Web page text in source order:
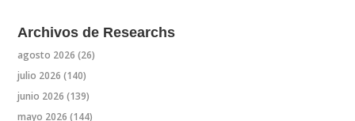
Archivos de Researchs
agosto 2026 (26)
julio 2026 (140)
junio 2026 (139)
mayo 2026 (144)